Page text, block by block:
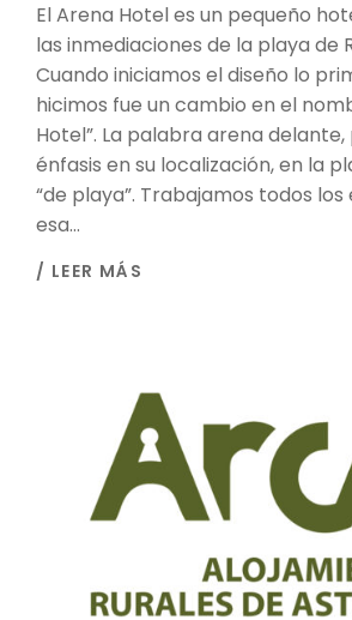
El Arena Hotel es un pequeño
las inmediaciones de la playa de
Cuando iniciamos el diseño lo
hicimos fue un cambio en el
Hotel”. La palabra arena
énfasis en su localización, en la
“de playa”. Trabajamos todos
esa...
/ LEER MÁS